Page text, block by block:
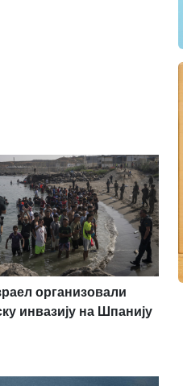
организовали
инвазију на Шпанију